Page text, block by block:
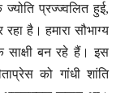
प्रज्ज्वलित हुई,
है। हमारा सौभाग्य
साक्षी बन रहे हैं। इस
को गांधी शांति